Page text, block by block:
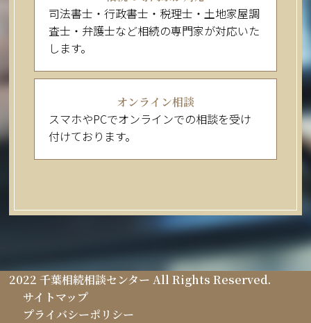
司法書士・行政書士・税理士・土地家屋調
査士・弁護士など相続の専門家が対応いた
します。
オンライン相談
スマホやPCでオンラインでの相談を受け
付けております。
2022 千葉相続相談センター All Rights Reserved.
サイトマップ
プライバシーポリシー